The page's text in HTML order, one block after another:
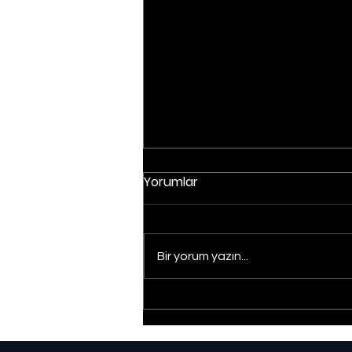
Düzce'de yangın:
Müdahale sürüyor
Yorumlar
Bir yorum yazın...